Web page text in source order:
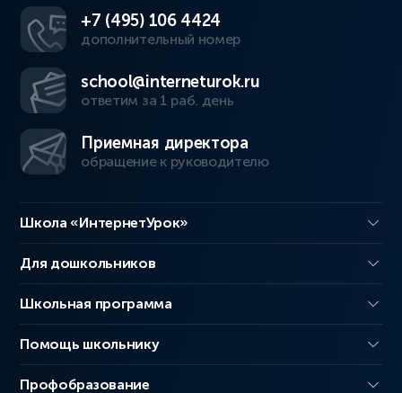
+7 (495) 106 4424
дополнительный номер
school@interneturok.ru
ответим за 1 раб. день
Приемная директора
обращение к руководителю
Школа «ИнтернетУрок»
Для дошкольников
Школьная программа
Помощь школьнику
Профобразование